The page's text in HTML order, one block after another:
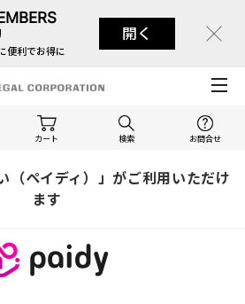
便利でお得に
開く
カート 検索 お問合せ
（ペイディ）」がご利用いただけ
ます